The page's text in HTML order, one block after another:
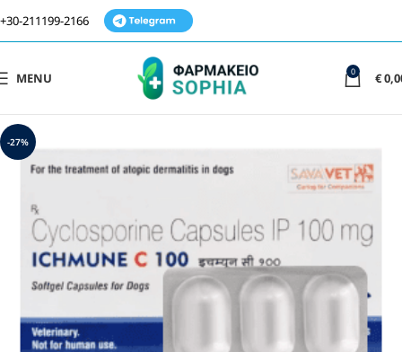
+30-211199-2166
MENU 0 €
-27%